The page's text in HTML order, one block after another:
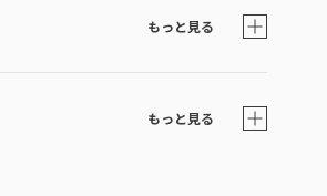
もっと見る
もっと見る